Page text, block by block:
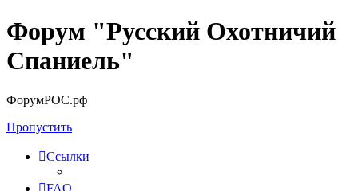
Форум "Русский Охотничий
Спаниель"
ФорумРОС.рф
Пропустить
Ссылки
FAQ